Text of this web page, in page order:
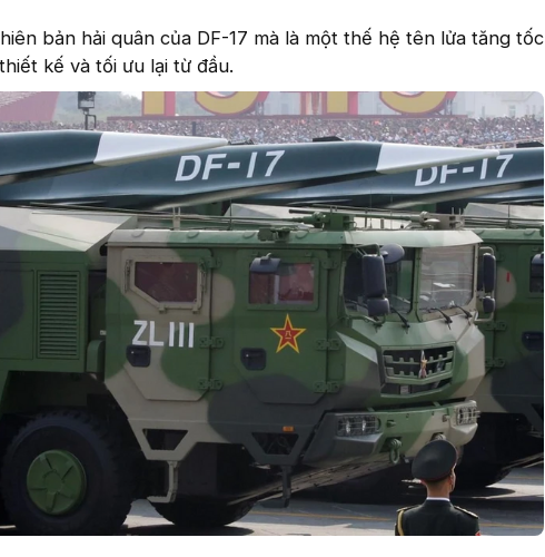
bản hải quân của DF-17 mà là một thế hệ tên lửa tăng tốc
kế và tối ưu lại từ đầu.